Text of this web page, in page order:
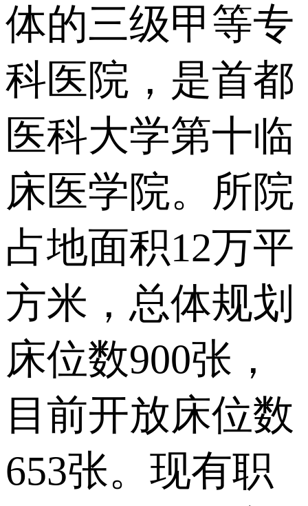
体的三级甲等专
科医院，是首都
医科大学第十临
床医学院。所院
占地面积12万平
方米，总体规划
床位数900张，
目前开放床位数
653张。现有职